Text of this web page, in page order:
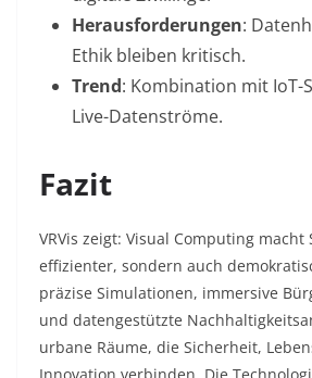
Herausforderungen:
Ethik bleiben kritisch.
Trend: Kombination mit IoT-
Live-Datenströme.
Fazit
VRVis zeigt: Visual Computing
effizienter, sondern auch
präzise Simulationen, immersive
und datengestützte
urbane Räume, die Sicherheit,